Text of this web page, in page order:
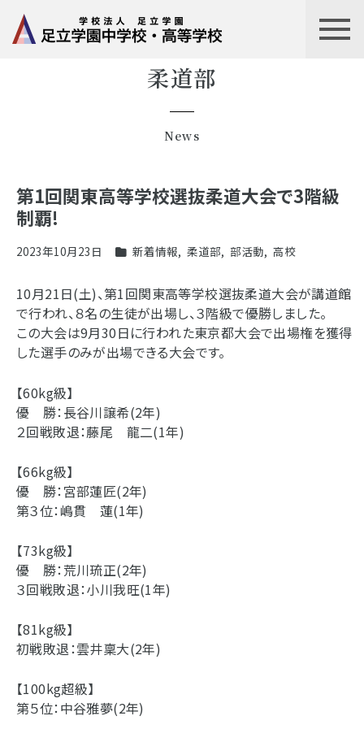
柔道部
News
第1回関東高等学校選抜柔道大会で3階級
制覇!
2023年10月23日 新着情報, 柔道部, 部活動, 高校
10月21日(土)、第1回関東高等学校選抜柔道大会が講道館
で行われ、８名の生徒が出場し、３階級で優勝しました。
この大会は9月30日に行われた東京都大会で出場権を獲得
した選手のみが出場できる大会です。
【60kg級】
優 勝：長谷川譲希(2年)
２回戦敗退：藤尾 龍二(1年)
【66kg級】
優 勝：宮部蓮匠(2年)
第３位：嶋貫 蓮(1年)
【73kg級】
優 勝：荒川琉正(2年)
３回戦敗退：小川我旺(1年)
【81kg級】
初戦敗退：雲井稟大(2年)
【100kg超級】
第５位：中谷雅夢(2年)